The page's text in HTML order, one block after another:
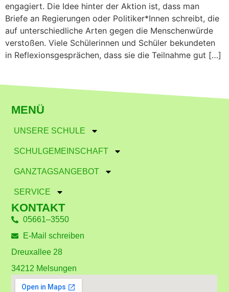
engagiert. Die Idee hinter der Aktion ist, dass man
Briefe an Regierungen oder Politiker*Innen schreibt, die
auf unterschiedliche Arten gegen die Menschenwürde
verstoßen. Viele Schülerinnen und Schüler bekundeten
in Reflexionsgesprächen, dass sie die Teilnahme gut […]
MENÜ
UNSERE SCHULE
SCHULGEMEINSCHAFT
GANZTAGSANGEBOT
SERVICE
KONTAKT
05661–3550
E-Mail schreiben
Dreuxallee 28
34212 Melsungen